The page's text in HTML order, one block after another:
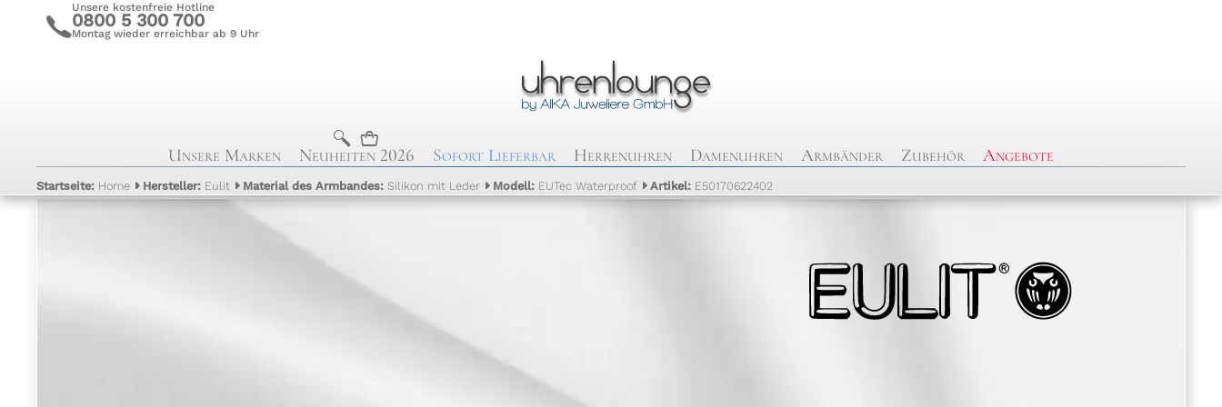
c
Unsere kostenfreie Hotline
0800 5 300 700
Montag wieder erreichbar ab 9 Uhr
b n
Unsere Marken Neuheiten 2026 Sofort Lieferbar Herrenuhren Damenuhren Armbänder Zubehör Angebote
Startseite: Home Hersteller: Eulit Material des Armbandes:Silikon mit Leder Modell: EUTec Waterproof Artikel: E50170622402